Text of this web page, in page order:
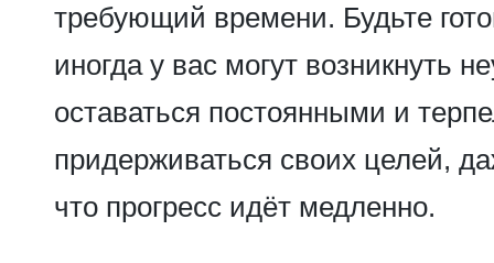
требующий времени. Будьте
иногда у вас могут возникнуть
оставаться постоянными и
придерживаться своих целей,
что прогресс идёт медленно.